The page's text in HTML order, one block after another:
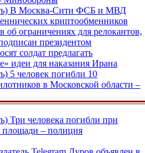
В Москва-Сити ФСБ и МВД
криптообменников
об ограничениях для релокантов,
президентом
солдат предлагать
идеи для наказания Ирана
5 человек погибли 10
в Московской области –
Три человека погибли при
площади – полиция